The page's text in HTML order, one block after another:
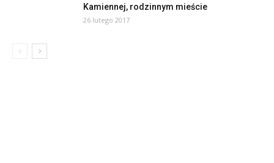
Kamiennej, rodzinnym mieście
26 lutego 2017